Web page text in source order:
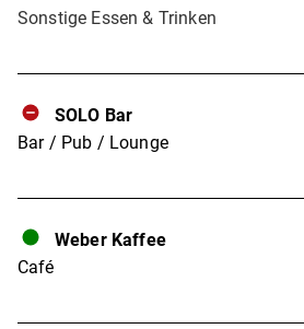
Sonstige Essen & Trinken
SOLO Bar
Bar / Pub / Lounge
Weber Kaffee
Café